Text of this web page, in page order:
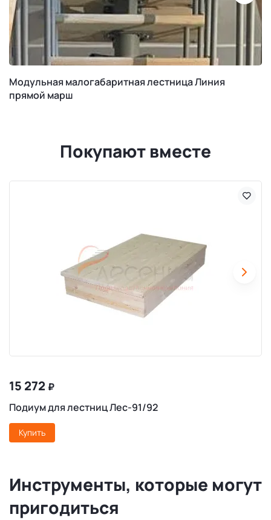
Модульная малогабаритная лестница Линия
прямой марш
Покупают вместе
15 272 ₽
Подиум для лестниц Лес-91/92
Купить
Инструменты, которые могут
пригодиться